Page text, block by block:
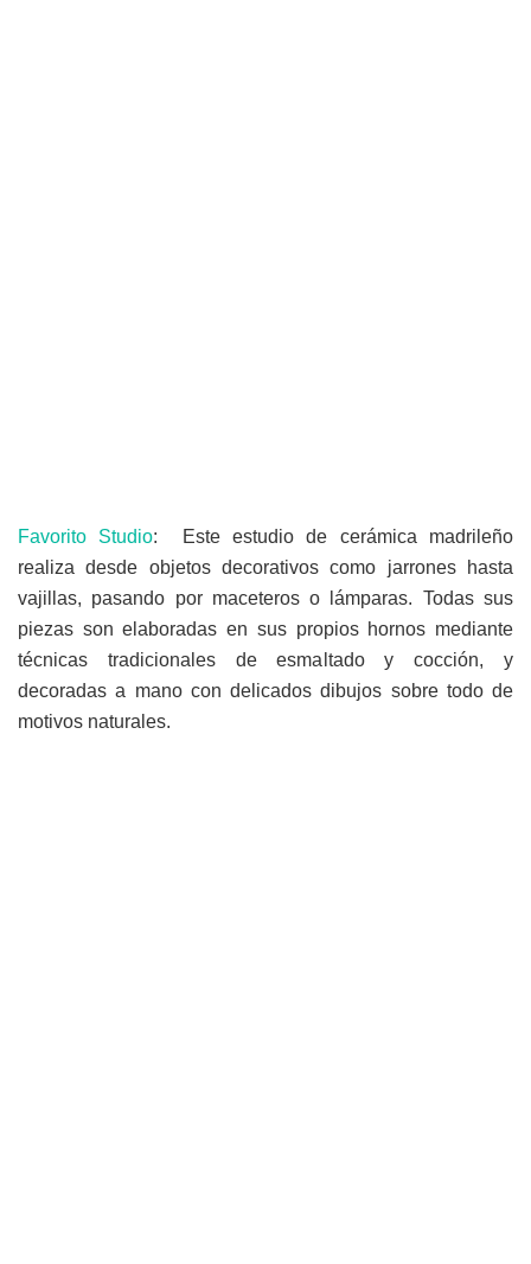
Favorito Studio: Este estudio de cerámica madrileño
realiza desde objetos decorativos como jarrones hasta
vajillas, pasando por maceteros o lámparas. Todas sus
piezas son elaboradas en sus propios hornos mediante
técnicas tradicionales de esmaltado y cocción, y
decoradas a mano con delicados dibujos sobre todo de
motivos naturales.